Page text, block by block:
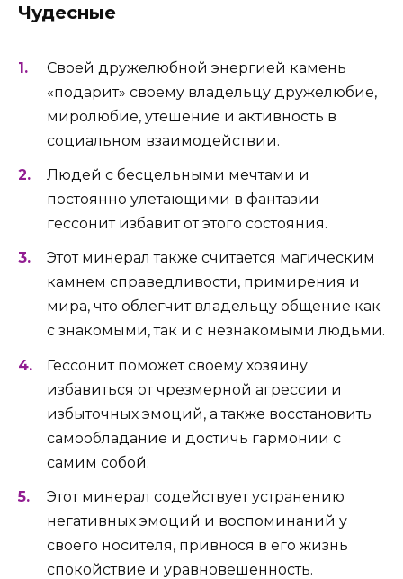
Чудесные
Своей дружелюбной энергией камень
«подарит» своему владельцу дружелюбие,
миролюбие, утешение и активность в
социальном взаимодействии.
Людей с бесцельными мечтами и
постоянно улетающими в фантазии
гессонит избавит от этого состояния.
Этот минерал также считается магическим
камнем справедливости, примирения и
мира, что облегчит владельцу общение как
с знакомыми, так и с незнакомыми людьми.
Гессонит поможет своему хозяину
избавиться от чрезмерной агрессии и
избыточных эмоций, а также восстановить
самообладание и достичь гармонии с
самим собой.
Этот минерал содействует устранению
негативных эмоций и воспоминаний у
своего носителя, привнося в его жизнь
спокойствие и уравновешенность.